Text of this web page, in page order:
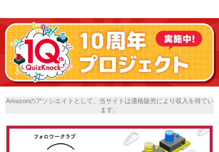
Amazonのアソシエイトとして、当サイトは適格販売により収入を得てい
ます。